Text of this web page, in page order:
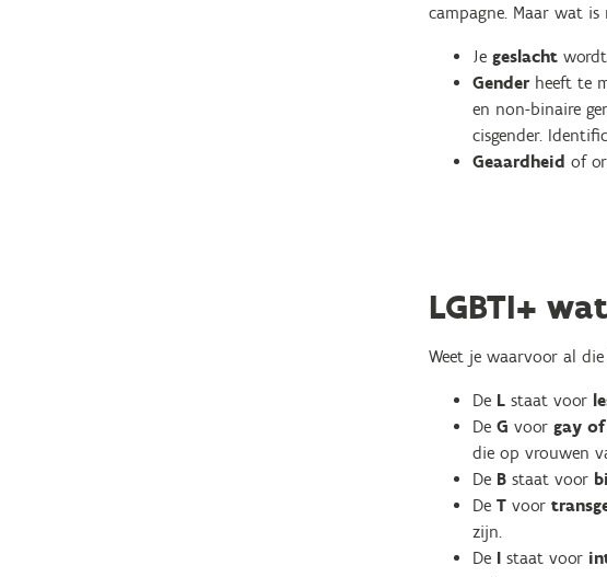
campagne. Maar wat is
Je geslacht
Genderheeft te
en non-binaire
cisgender.
Geaardheid of
LGBTI+
Weet je waarvoor al
De L staat voor
De G voor gay
die op vrouwen
De B staat voor
De T voor
zijn.
De I staat voor